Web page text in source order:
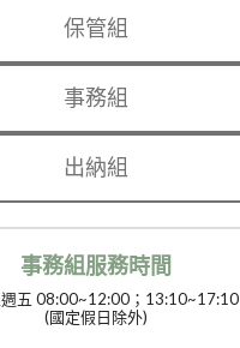
保管組
事務組
出納組
事務組服務時間
五 08:00~12:00；13:10~17:10
(國定假日除外)